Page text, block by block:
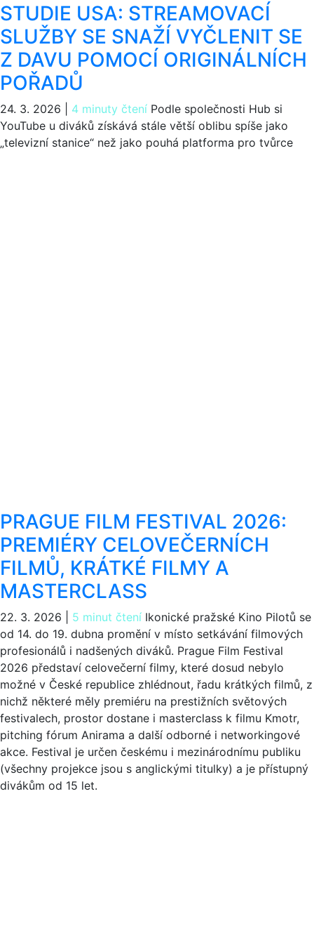
STUDIE USA: STREAMOVACÍ
SLUŽBY SE SNAŽÍ VYČLENIT SE
Z DAVU POMOCÍ ORIGINÁLNÍCH
POŘADŮ
24. 3. 2026 4 minuty čtení Podle společnosti Hub si
YouTube u diváků získává stále větší oblibu spíše jako
„televizní stanice“ než jako pouhá platforma pro tvůrce
PRAGUE FILM FESTIVAL 2026:
PREMIÉRY CELOVEČERNÍCH
FILMŮ, KRÁTKÉ FILMY A
MASTERCLASS
22. 3. 2026 5 minut čtení Ikonické pražské Kino Pilotů se
od 14. do 19. dubna promění v místo setkávání filmových
profesionálů i nadšených diváků. Prague Film Festival
2026 představí celovečerní filmy, které dosud nebylo
možné v České republice zhlédnout, řadu krátkých filmů, z
nichž některé měly premiéru na prestižních světových
festivalech, prostor dostane i masterclass k filmu Kmotr,
pitching fórum Anirama a další odborné i networkingové
akce. Festival je určen českému i mezinárodnímu publiku
(všechny projekce jsou s anglickými titulky) a je přístupný
divákům od 15 let.